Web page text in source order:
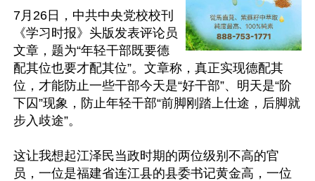
7月26日，中共中央党校校刊
《学习时报》头版发表评论员
文章，题为“年轻干部既要德
配其位也要才配其位”。文章称，真正实现德配其
位，才能防止一些干部今天是“好干部”、明天是“阶
下囚”现象，防止年轻干部“前脚刚踏上仕途，后脚就
步入歧途”。
这让我想起江泽民当政时期的两位级别不高的官
员，一位是福建省连江县的县委书记黄金高，一位